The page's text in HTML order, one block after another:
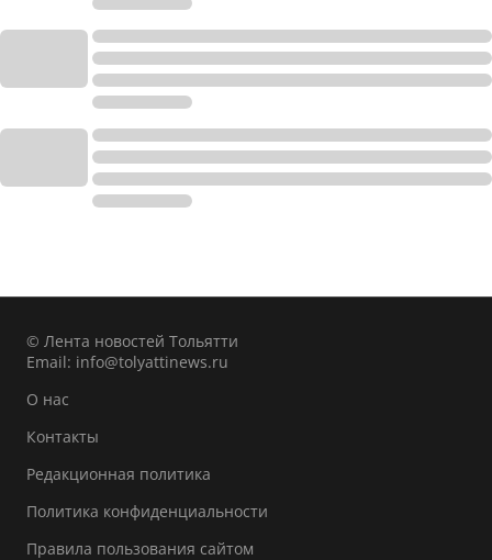
© Лента новостей Тольятти
Email: info@tolyattinews.ru
О нас
Контакты
Редакционная политика
Политика конфиденциальности
Правила пользования сайтом